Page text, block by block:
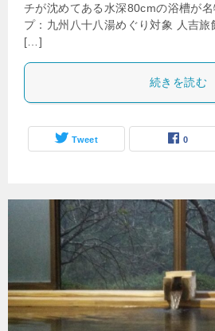
チが沈めてある水深80cmの浴槽が
プ：九州八十八湯めぐり対象 人吉旅
[…]
続きを読む
Tweet 0